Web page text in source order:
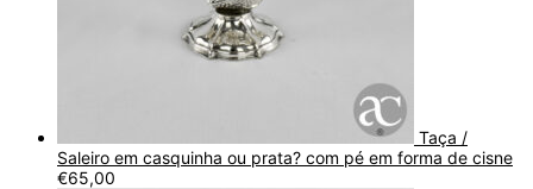
Taça /
Saleiro em casquinha ou prata? com pé em forma de cisne
€65,00